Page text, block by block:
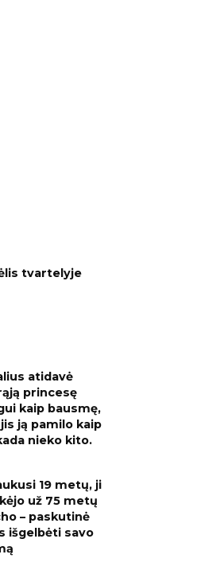
tvartelyje
atidavė
princesę
kaip bausmę,
ją pamilo kaip
nieko kito.
19 metų, ji
už 75 metų
– paskutinė
išgelbėti savo